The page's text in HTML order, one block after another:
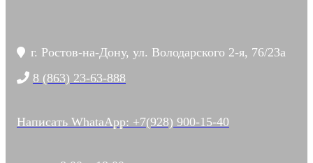
г. Ростов-на-Дону, ул. Володарского 2-я, 76/23а
8 (863) 23-63-888
Написать WhataApp: +7(928) 900-15-40